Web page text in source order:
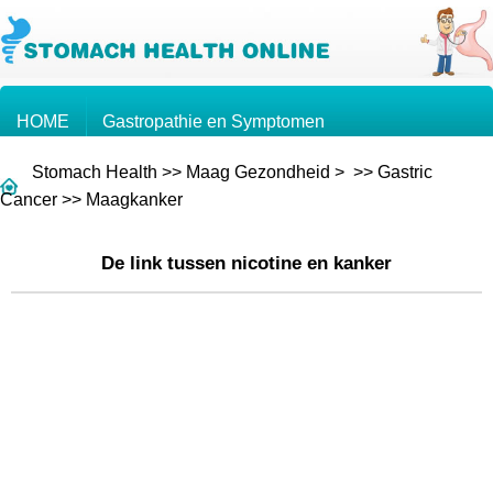
HOME Gastropathie en Symptomen
Kennis over de Maag
Vragen en Antwoorden
Stomach Health >> Maag Gezondheid > >> Gastric
Cancer >> Maagkanker
De link tussen nicotine en kanker